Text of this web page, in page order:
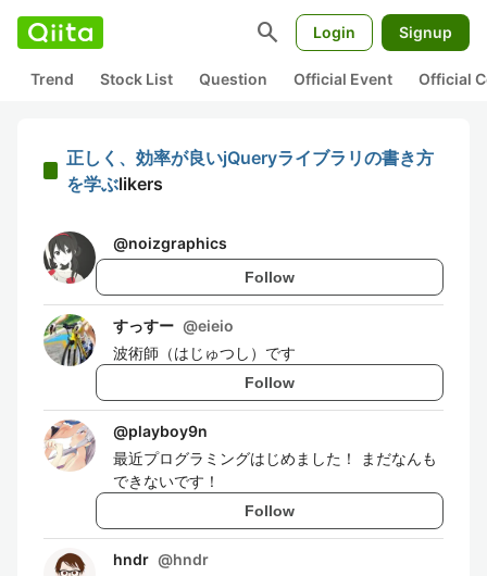
search Login Signup
Trend Stock List Question Official Event Official
正しく、効率が良いjQueryライブラリの書き方
を学ぶlikers
@noizgraphics
Follow
すっすー @eieio
波術師（はじゅつし）です
Follow
@playboy9n
最近プログラミングはじめました！ まだなんも
できないです！
Follow
hndr @hndr